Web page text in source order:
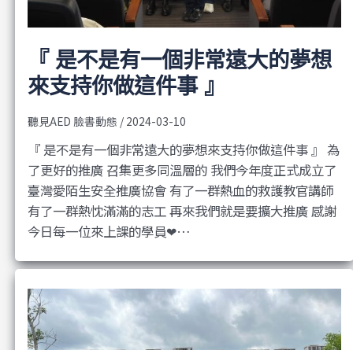
『 是不是有一個非常遠大的夢想
來支持你做這件事 』
聽見AED 臉書動態 / 2024-03-10
『 是不是有一個非常遠大的夢想來支持你做這件事 』 為
了更好的推廣 召集更多同溫層的 我們今年度正式成立了
臺灣愛陌生安全推廣協會 有了一群熱血的救護教官講師
有了一群熱忱滿滿的志工 再來我們就是要擴大推廣 感謝
今日每一位來上課的學員❤…